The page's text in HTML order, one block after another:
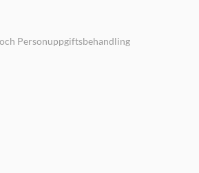
Personuppgiftsbehandling